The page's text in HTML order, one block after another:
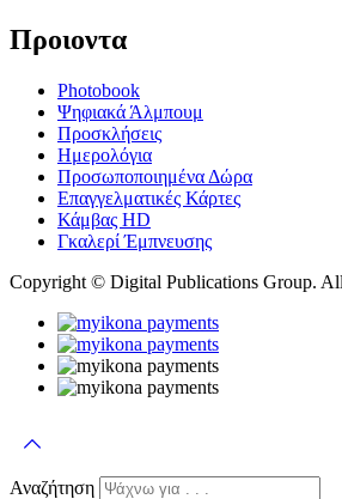
Προιοντα
Photobook
Ψηφιακά Άλμπουμ
Προσκλήσεις
Ημερολόγια
Προσωποποιημένα Δώρα
Επαγγελματικές Κάρτες
Κάμβας HD
Γκαλερί Έμπνευσης
Copyright © Digital Publications Group.
Αναζήτηση